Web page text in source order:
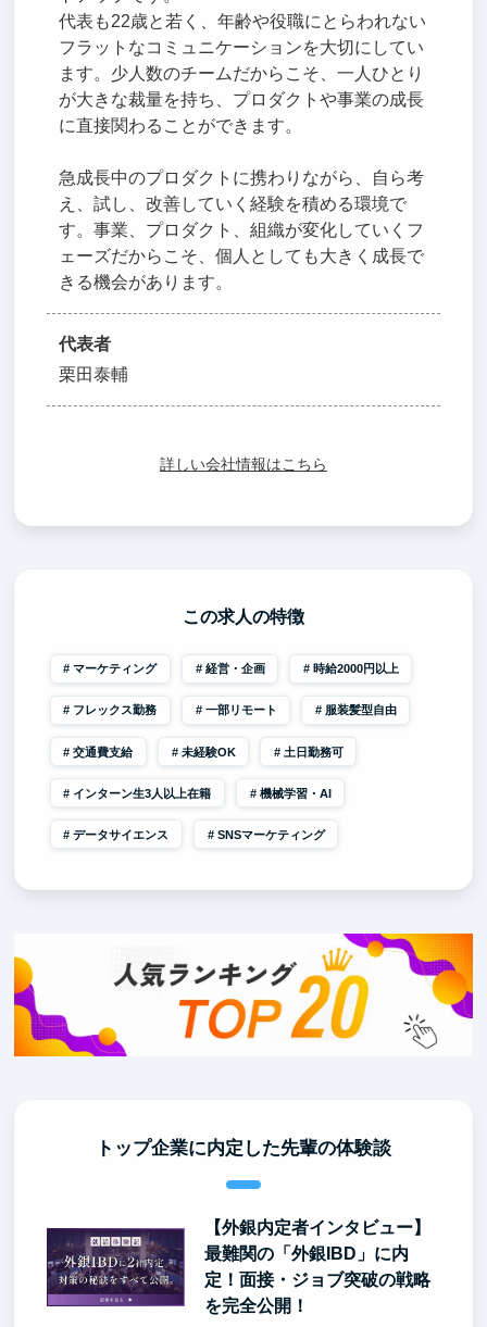
代表も22歳と若く、年齢や役職にとらわれない
フラットなコミュニケーションを大切にしてい
ます。少人数のチームだからこそ、一人ひとり
が大きな裁量を持ち、プロダクトや事業の成長
に直接関わることができます。
急成長中のプロダクトに携わりながら、自ら考
え、試し、改善していく経験を積める環境で
す。事業、プロダクト、組織が変化していくフ
ェーズだからこそ、個人としても大きく成長で
きる機会があります。
代表者
栗田泰輔
詳しい会社情報はこちら
この求人の特徴
マーケティング 経営・企画 時給2000円以上
フレックス勤務 一部リモート 服装髪型自由
交通費支給 未経験OK 土日勤務可
インターン生3人以上在籍 機械学習・AI
データサイエンス SNSマーケティング
トップ企業に内定した先輩の体験談
【外銀内定者インタビュー】
最難関の「外銀IBD」に内
定！面接・ジョブ突破の戦略
を完全公開！